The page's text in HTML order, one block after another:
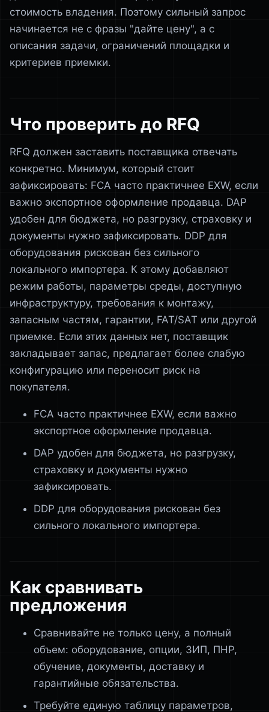
стоимость владения. Поэтому сильный запрос
начинается не с фразы "дайте цену", а с
описания задачи, ограничений площадки и
критериев приемки.
Что проверить до RFQ
RFQ должен заставить поставщика отвечать
конкретно. Минимум, который стоит
зафиксировать: FCA часто практичнее EXW, если
важно экспортное оформление продавца. DAP
удобен для бюджета, но разгрузку, страховку и
документы нужно зафиксировать. DDP для
оборудования рискован без сильного
локального импортера. К этому добавляют
режим работы, параметры среды, доступную
инфраструктуру, требования к монтажу,
запасным частям, гарантии, FAT/SAT или другой
приемке. Если этих данных нет, поставщик
закладывает запас, предлагает более слабую
конфигурацию или переносит риск на
покупателя.
FCA часто практичнее EXW, если важно
экспортное оформление продавца.
DAP удобен для бюджета, но разгрузку,
страховку и документы нужно
зафиксировать.
DDP для оборудования рискован без
сильного локального импортера.
Как сравнивать
предложения
Сравнивайте не только цену, а полный
объем: оборудование, опции, ЗИП, ПНР,
обучение, документы, доставку и
гарантийные обязательства.
Требуйте единую таблицу параметров,